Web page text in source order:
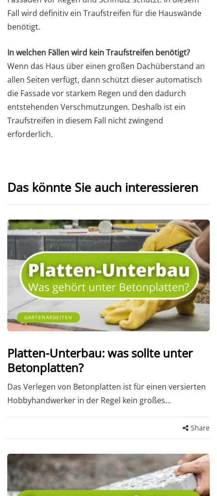
Fall wird definitiv ein Traufstreifen für die Hauswände
benötigt.
In welchen Fällen wird kein Traufstreifen benötigt?
Wenn das Haus über einen großen Dachüberstand an
allen Seiten verfügt, dann schützt dieser automatisch
die Fassade vor starkem Regen und den dadurch
entstehenden Verschmutzungen. Deshalb ist ein
Traufstreifen in diesem Fall nicht zwingend
erforderlich.
Das könnte Sie auch interessieren
GARTENARBEITEN
Platten-Unterbau: was sollte unter
Betonplatten?
Das Verlegen von Betonplatten ist für einen versierten
Hobbyhandwerker in der Regel kein großes…
Share